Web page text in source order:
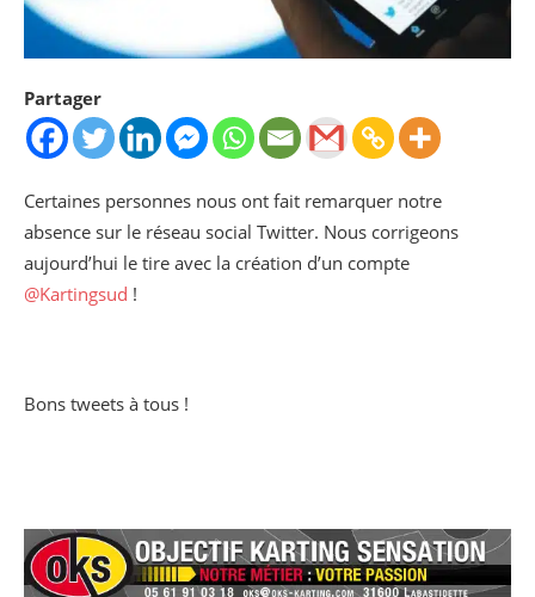
Partager
Certaines personnes nous ont fait remarquer notre
absence sur le réseau social Twitter. Nous corrigeons
aujourd’hui le tire avec la création d’un compte
@Kartingsud !
Bons tweets à tous !